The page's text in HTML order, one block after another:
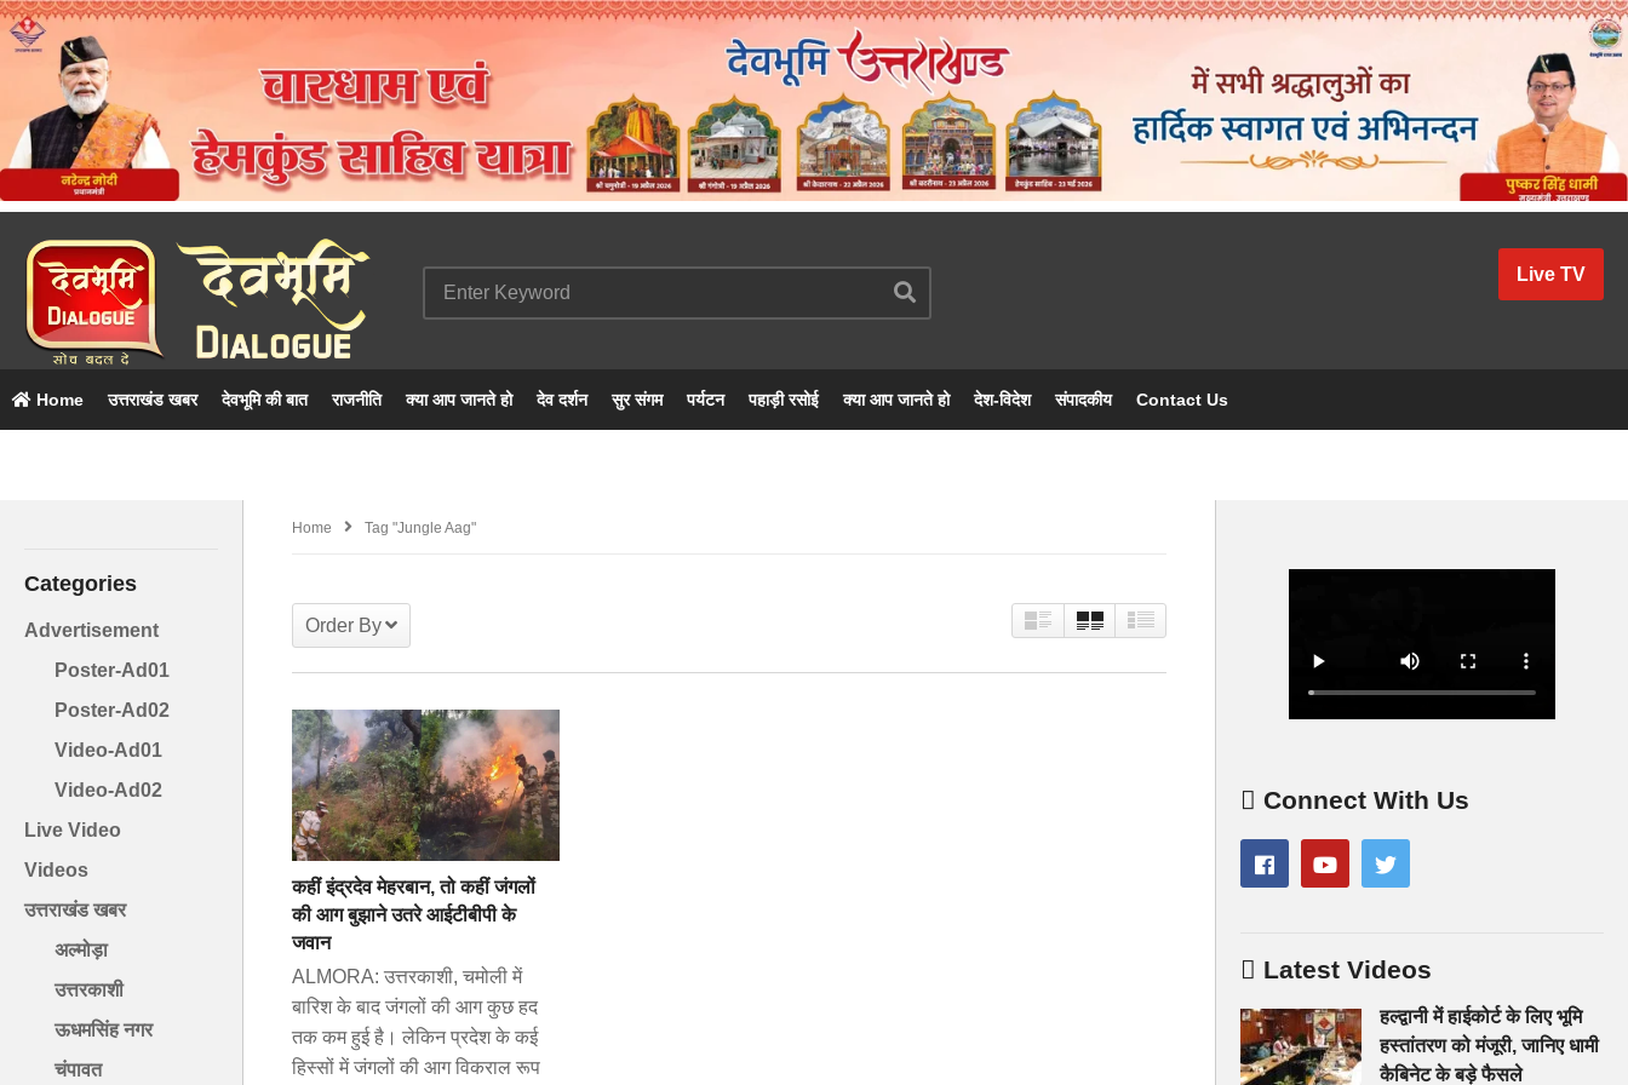
Live TV
Home उत्तराखंड खबर देवभूमि की बात राजनीति क्या आप जानते हो देव दर्शन सुर संगम पर्यटन पहाड़ी रसोई क्या आप जानते हो देश-विदेश संपादकीय Contact Us
Categories
Advertisement
Poster-Ad01
Poster-Ad02
Video-Ad01
Video-Ad02
Live Video
Videos
उत्तराखंड खबर
अल्मोड़ा
उत्तरकाशी
ऊधमसिंह नगर
चंपावत
Home Tag "jungle Aag"
Order By
कहीं इंद्रदेव मेहरबान, तो कहीं जंगलों
की आग बुझाने उतरे आईटीबीपी के
जवान
ALMORA: उत्तरकाशी, चमोली में
बारिश के बाद जंगलों की आग कुछ हद
तक कम हुई है। लेकिन प्रदेश के कई
हिस्सों में जंगलों की आग विकराल रूप
Connect With Us
Latest Videos
हल्द्वानी में हाईकोर्ट के लिए भूमि
हस्तांतरण को मंजूरी, जानिए धामी
कैबिनेट के बड़े फैसले